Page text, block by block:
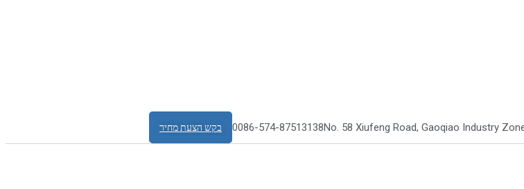
0086-574-87513138No. 58 Xiufeng Road, Gaoqiao Industry בקש הצעת מחיר